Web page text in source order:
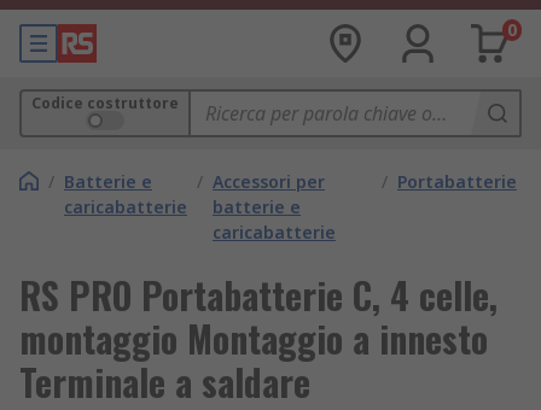
0
Codice costruttore
/ Batterie e
caricabatterie
/ Accessori per
batterie e
caricabatterie
/ Portabatterie
RS PRO Portabatterie C, 4 celle,
montaggio Montaggio a innesto
Terminale a saldare